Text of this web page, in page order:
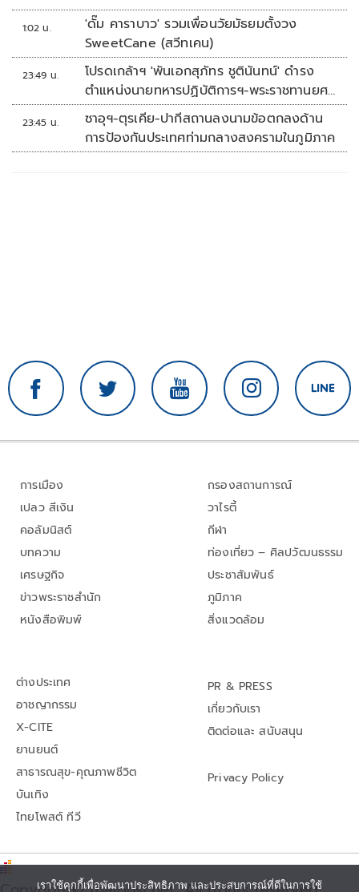
1:02 น.
'ดั๊ม คาราบาว' รวมเพื่อนวัยมัธยมตั้งวง
SweetCane (สวีทเคน)
23:49 น.
โปรดเกล้าฯ 'พันเอกสุภัทร ชูตินันทน์' ดำรง
ตำแหน่งนายทหารปฏิบัติการฯ-พระราชทานยศ
'พลตรี'
23:45 น.
ซาอุฯ-ตุรเคีย-ปากีสถานลงนามข้อตกลงด้าน
การป้องกันประเทศท่ามกลางสงครามในภูมิภาค
การเมือง
เปลว สีเงิน
คอลัมนิสต์
บทความ
เศรษฐกิจ
ข่าวพระราชสำนัก
หนังสือพิมพ์
กรองสถานการณ์
วาไรตี้
กีฬา
ท่องเที่ยว – ศิลปวัฒนธรรม
ประชาสัมพันธ์
ภูมิภาค
สิ่งแวดล้อม
ต่างประเทศ
อาชญากรรม
X-CITE
ยานยนต์
สาธารณสุข-คุณภาพชีวิต
บันเทิง
ไทยโพสต์ ทีวี
PR & PRESS
เกี่ยวกับเรา
ติดต่อและ สนับสนุน
Privacy Policy
เราใช้คุกกี้เพื่อพัฒนาประสิทธิภาพ และประสบการณ์ที่ดีในการใช้